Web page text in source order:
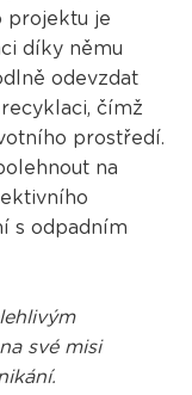
projektu je
díky němu
odevzdat
čímž
prostředí.
na
s odpadním
své misi